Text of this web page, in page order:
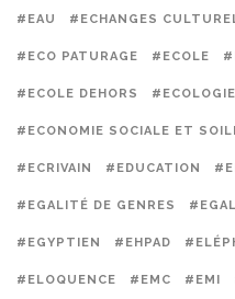
#EAU #ECHANGES
#ECO PATURAGE #ECOLE
#ECOLE DEHORS #ECOLOGIE
#ECONOMIE SOCIALE ET
#ECRIVAIN #EDUCATION
#EGALITÉ DE GENRES
#EGYPTIEN #EHPAD
#ELOQUENCE #EMC #EMI